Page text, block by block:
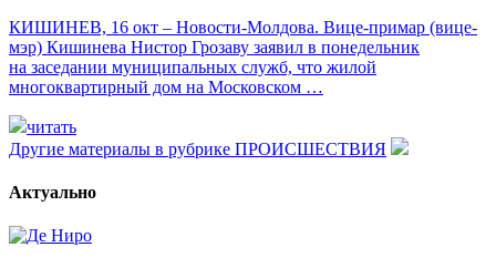
КИШИНЕВ, 16 окт – Новости-Молдова. Вице-примар (вице-
мэр) Кишинева Нистор Грозаву заявил в понедельник
на заседании муниципальных служб, что жилой
многоквартирный дом на Московском …
читать
Другие материалы в рубрике ПРОИСШЕСТВИЯ
Актуально